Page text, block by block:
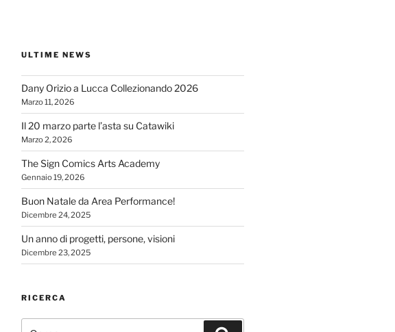
ULTIME NEWS
Dany Orizio a Lucca Collezionando 2026
Marzo 11, 2026
Il 20 marzo parte l’asta su Catawiki
Marzo 2, 2026
The Sign Comics Arts Academy
Gennaio 19, 2026
Buon Natale da Area Performance!
Dicembre 24, 2025
Un anno di progetti, persone, visioni
Dicembre 23, 2025
RICERCA